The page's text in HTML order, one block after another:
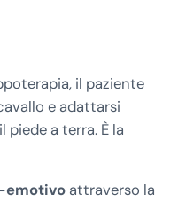
il paziente
e adattarsi
piede a terra. È la
emotivo attraverso la